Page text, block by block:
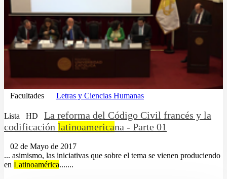
Facultades Letras y Ciencias Humanas
Lista HD
La reforma del Código Civil francés y la
codificación latinoamericana - Parte 01
02 de Mayo de 2017
... asimismo, las iniciativas que sobre el tema se vienen produciendo
en Latinoamérica.......